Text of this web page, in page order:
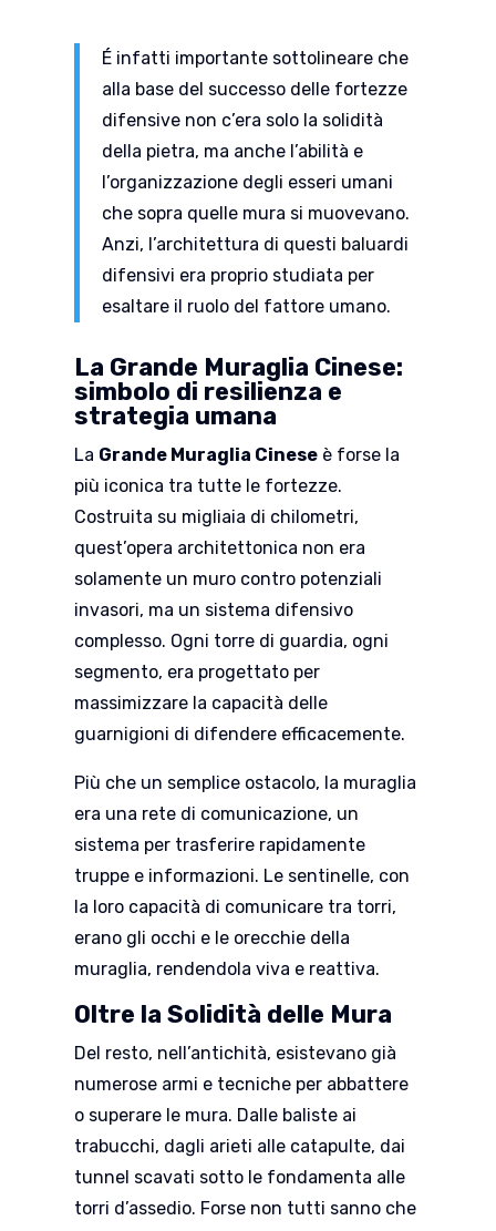
É infatti importante sottolineare che
alla base del successo delle fortezze
difensive non c’era solo la solidità
della pietra, ma anche l’abilità e
l’organizzazione degli esseri umani
che sopra quelle mura si muovevano.
Anzi, l’architettura di questi baluardi
difensivi era proprio studiata per
esaltare il ruolo del fattore umano.
La Grande Muraglia Cinese:
simbolo di resilienza e
strategia umana
La Grande Muraglia Cineseè forse la
più iconica tra tutte le fortezze.
Costruita su migliaia di chilometri,
quest’opera architettonica non era
solamente un muro contro potenziali
invasori, ma un sistema difensivo
complesso. Ogni torre di guardia, ogni
segmento, era progettato per
massimizzare la capacità delle
guarnigioni di difendere efficacemente.
Più che un semplice ostacolo, la muraglia
era una rete di comunicazione, un
sistema per trasferire rapidamente
truppe e informazioni. Le sentinelle, con
la loro capacità di comunicare tra torri,
erano gli occhi e le orecchie della
muraglia, rendendola viva e reattiva.
Oltre la Solidità delle Mura
Del resto, nell’antichità, esistevano già
numerose armi e tecniche per abbattere
o superare le mura. Dalle baliste ai
trabucchi, dagli arieti alle catapulte, dai
tunnel scavati sotto le fondamenta alle
torri d’assedio. Forse non tutti sanno che